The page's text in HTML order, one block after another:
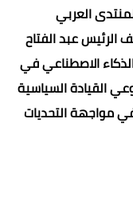
العربي
الرئيس عبد الفتاح
الاصطناعي في
القيادة السياسية
مواجهة التحديات